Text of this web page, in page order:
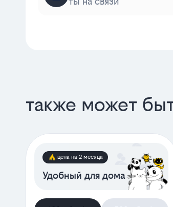
также может
цена на 2 месяца
Удобный для дома